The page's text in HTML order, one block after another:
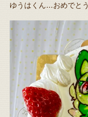
ゆうはくん…おめでとう